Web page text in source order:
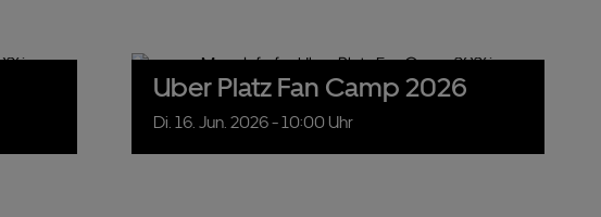
Uber Platz Fan Camp 2026
Di. 16. Jun. 2026- 10:00 Uhr